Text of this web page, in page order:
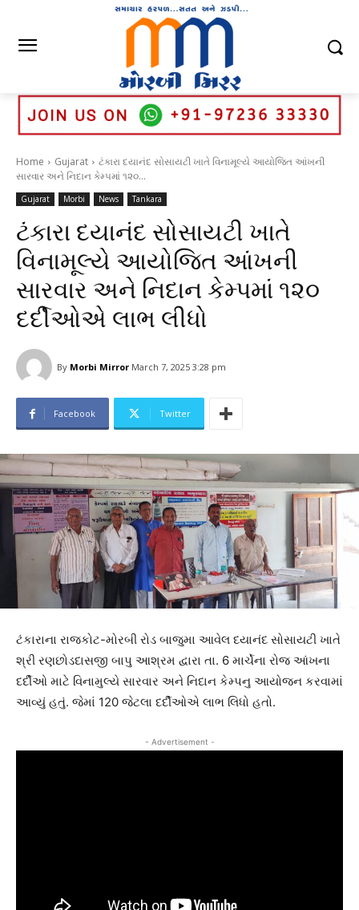
Home Gujarat
ટંકારા દયાનંદ સોસાયટી ખાતે વિનામૂલ્યે આયોજિત આંખની
સારવાર અને નિદાન કેમ્પમાં ૧૨૦...
Gujarat Morbi News Tankara
ટંકારા દયાનંદ સોસાયટી ખાતે
વિનામૂલ્યે આયોજિત આંખની
સારવાર અને નિદાન કેમ્પમાં ૧૨૦
દર્દીઓએ લાભ લીધો
By Morbi Mirror March 7, 2025 3:28 pm
Facebook Twitter
ટંકારાના રાજકોટ-મોરબી રોડ બાજુમા આવેલ દયાનંદ સોસાયટી ખાતે
શ્રી રણછોડદાસજી બાપુ આશ્રમ દ્વારા તા. 6 માર્ચેના રોજ આંખના
દર્દીઓ માટે વિનામુલ્યે સારવાર અને નિદાન કેમ્પનુ આયોજન કરવામાં
આવ્યું હતું. જેમાં 120 જેટલા દર્દીઓએ લાભ લિધો હતો.
- Advertisement -